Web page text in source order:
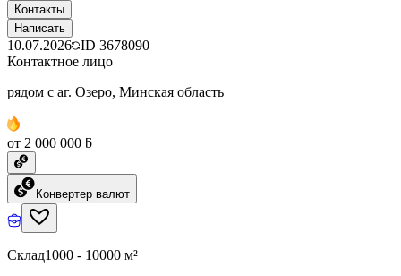
Контакты
Написать
10.07.2026 ID 3678090
Контактное лицо
рядом с аг. Озеро, Минская область
от 2 000 000 ƃ
Конвертер валют
Склад1000 - 10000 м²